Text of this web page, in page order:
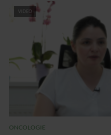
VIDEO
ONCOLOGIE